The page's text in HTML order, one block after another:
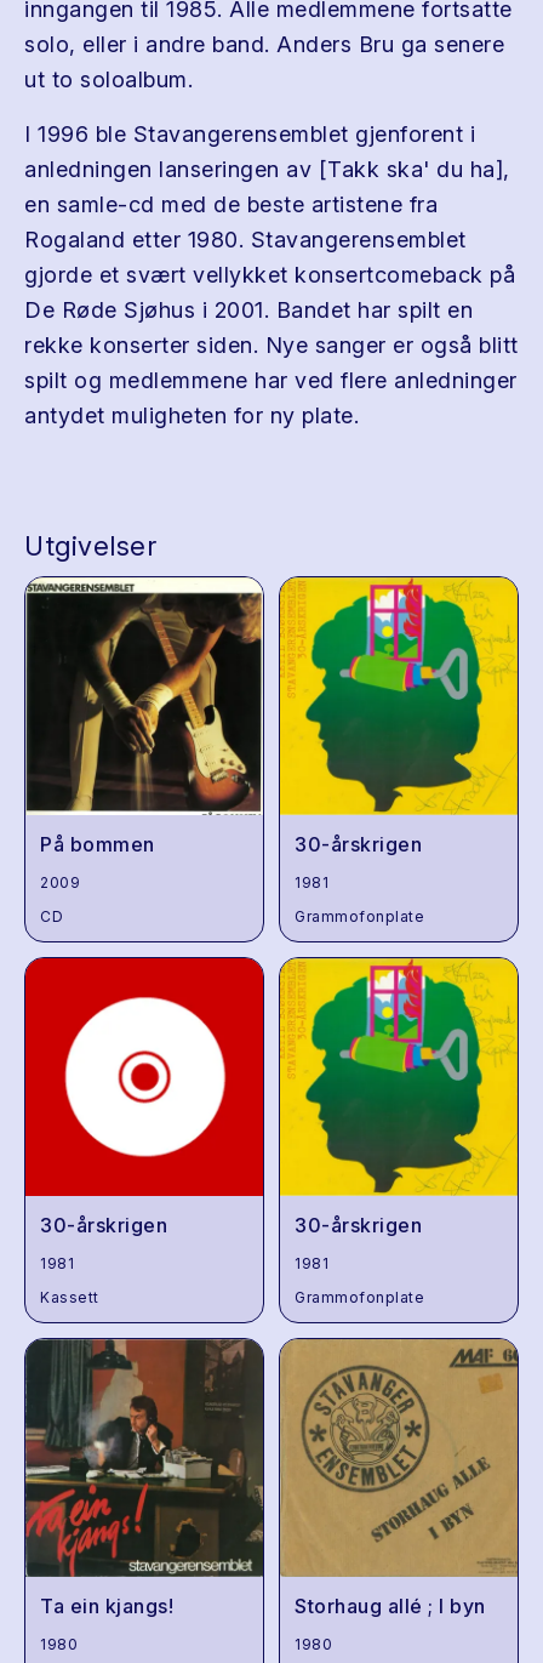
inngangen til 1985. Alle medlemmene fortsatte
solo, eller i andre band. Anders Bru ga senere
ut to soloalbum.
I 1996 ble Stavangerensemblet gjenforent i
anledningen lanseringen av [Takk ska' du ha],
en samle-cd med de beste artistene fra
Rogaland etter 1980. Stavangerensemblet
gjorde et svært vellykket konsertcomeback på
De Røde Sjøhus i 2001. Bandet har spilt en
rekke konserter siden. Nye sanger er også blitt
spilt og medlemmene har ved flere anledninger
antydet muligheten for ny plate.
Utgivelser
På bommen
2009
CD
30-årskrigen
1981
Grammofonplate
30-årskrigen
1981
Kassett
30-årskrigen
1981
Grammofonplate
Ta ein kjangs!
1980
Storhaug allé ; I byn
1980